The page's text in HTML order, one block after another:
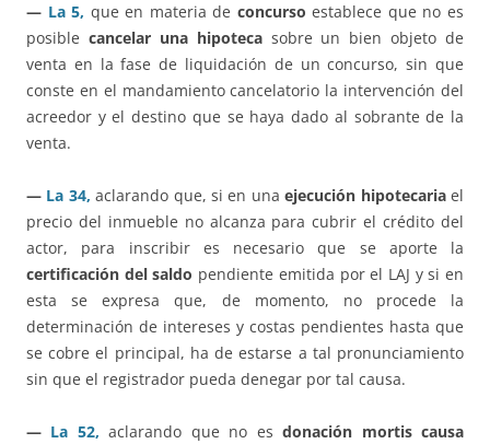
— La 5, que en materia de concurso establece que no es
posible cancelar una hipotecasobre un bien objeto de
venta en la fase de liquidación de un concurso, sin que
conste en el mandamiento cancelatorio la intervención del
acreedor y el destino que se haya dado al sobrante de la
venta.
— La 34, aclarando que, si en unaejecución hipotecariael
precio del inmueble no alcanza para cubrir el crédito del
actor, para inscribir es necesario que se aporte la
certificación del saldo pendiente emitida por el LAJ y si en
esta se expresa que, de momento, no procede la
determinación de intereses y costas pendientes hasta que
se cobre el principal, ha de estarse a tal pronunciamiento
sin que el registrador pueda denegar por tal causa.
— La 52, aclarando que no esdonación mortis causa